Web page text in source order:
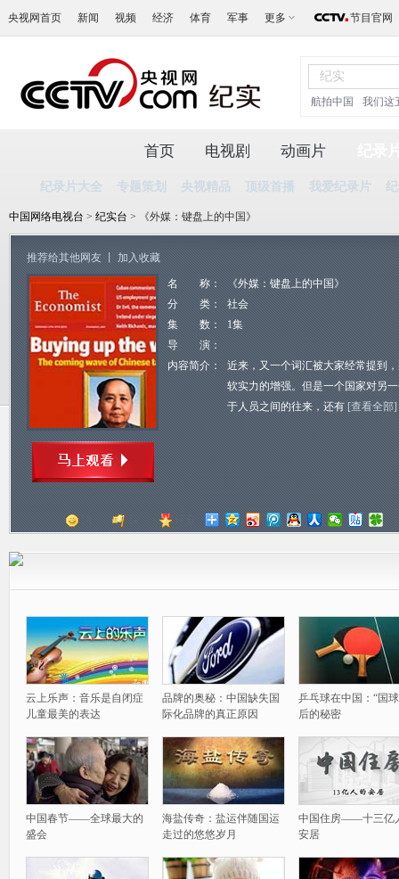
央视网首页 新闻 视频 经济 体育 军事 更多 节目官网
航拍中国 我们这
首页 电视剧 动画片
纪录片大全 专题策划 央视精品 顶级首播 我爱纪录片
中国网络电视台 > 纪实台 > 《外媒：键盘上的中国》
推荐给其他网友 加入收藏
名 称：
《外媒：键盘上的中国》
分 类：
社会
集 数：
1集
导 演：
内容简介：
近来，又一个词汇被大家经常提到
软实力的增强。但是一个国家对另
于人员之间的往来，还有 [查看全部]
云上乐声：音乐是自闭症
儿童最美的表达
品牌的奥秘：中国缺失国
际化品牌的真正原因
乒乓球在中国：“国
后的秘密
中国春节——全球最大的
盛会
海盐传奇：盐运伴随国运
走过的悠悠岁月
中国住房——十三亿
安居